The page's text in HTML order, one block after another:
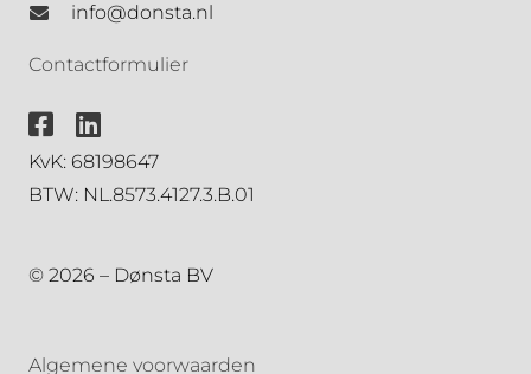
info@donsta.nl
Contactformulier
KvK: 68198647
BTW: NL.8573.4127.3.B.01
© 2026 – Dønsta BV
Algemene voorwaarden